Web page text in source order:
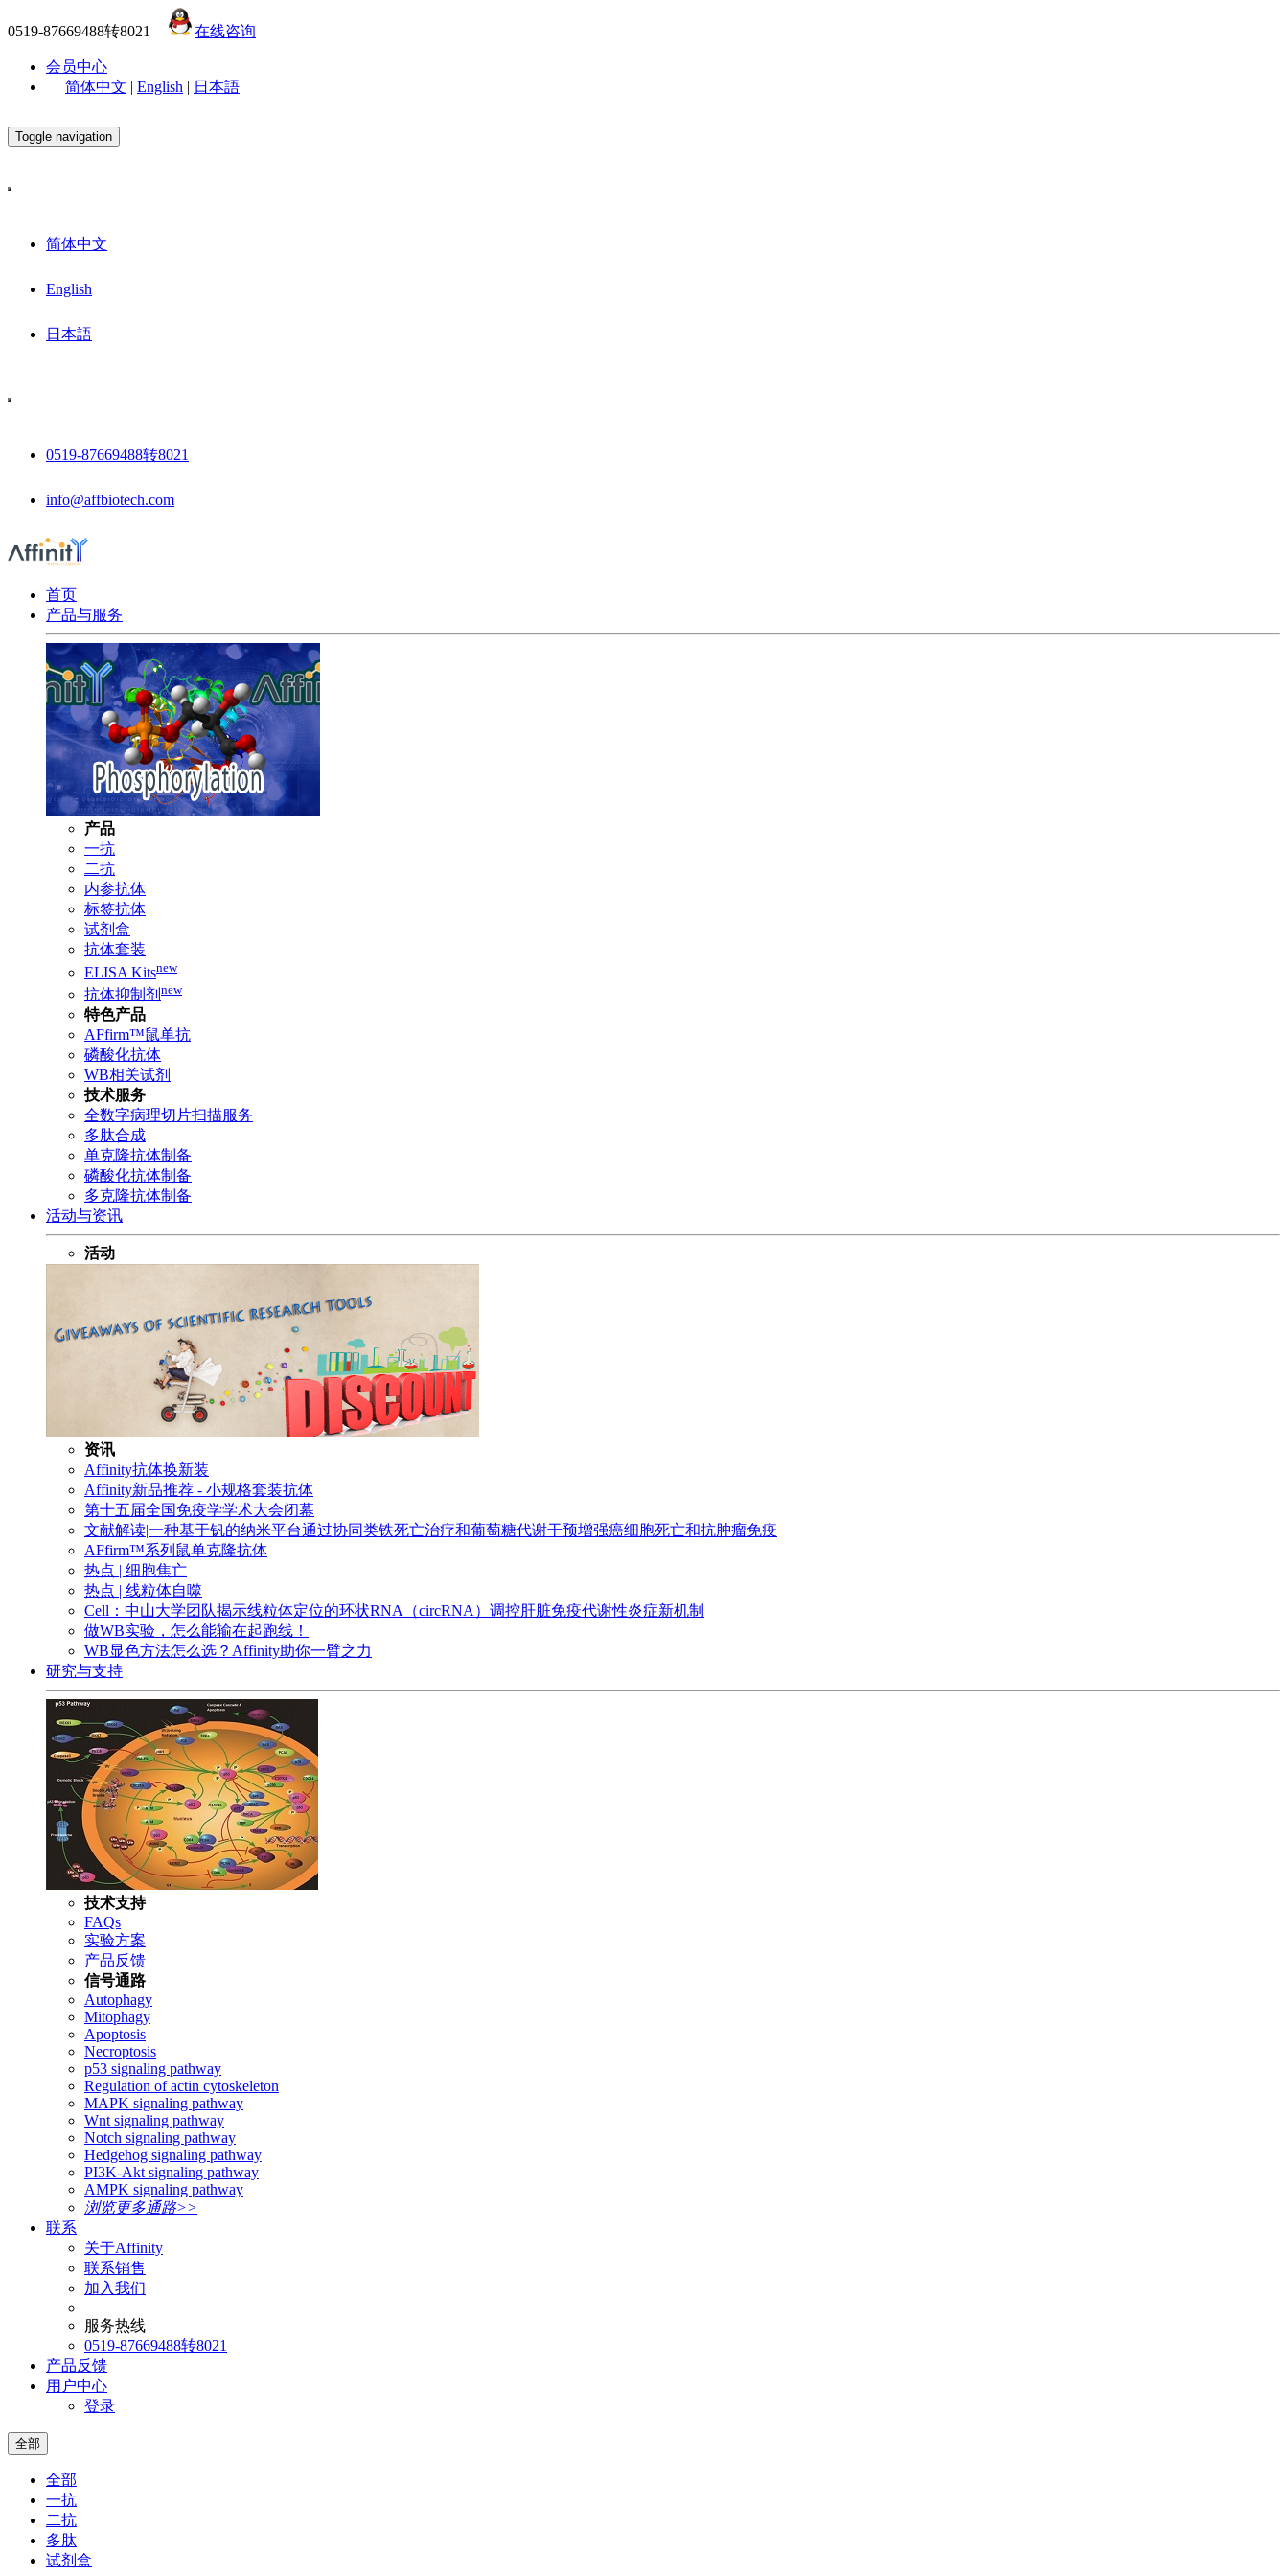
0519-87669488转8021 在线咨询
会员中心
简体中文 | English | 日本語
Toggle navigation
简体中文
English
日本語
0519-87669488转8021
info@affbiotech.com
首页
产品与服务
产品
一抗
二抗
内参抗体
标签抗体
试剂盒
抗体套装
ELISA Kitsnew
抗体抑制剂 new
特色产品
AFfirm™鼠单抗
磷酸化抗体
WB相关试剂
技术服务
全数字病理切片扫描服务
多肽合成
单克隆抗体制备
磷酸化抗体制备
多克隆抗体制备
活动与资讯
活动
资讯
Affinity抗体换新装
Affinity新品推荐 - 小规格套装抗体
第十五届全国免疫学学术大会闭幕
文献解读|一种基于钒的纳米平台通过协同类铁死亡治疗和葡萄糖代谢干预增强癌细胞死亡和抗肿瘤免疫
AFfirm™系列鼠单克隆抗体
热点 | 细胞焦亡
热点 | 线粒体自噬
Cell：中山大学团队揭示线粒体定位的环状RNA（circRNA）调控肝脏免疫代谢性炎症新机制
做WB实验，怎么能输在起跑线！
WB显色方法怎么选？Affinity助你一臂之力
研究与支持
技术支持
FAQs
实验方案
产品反馈
信号通路
Autophagy
Mitophagy
Apoptosis
Necroptosis
p53 signaling pathway
Regulation of actin cytoskeleton
MAPK signaling pathway
Wnt signaling pathway
Notch signaling pathway
Hedgehog signaling pathway
PI3K-Akt signaling pathway
AMPK signaling pathway
浏览更多通路>>
联系
关于Affinity
联系销售
加入我们
服务热线
0519-87669488转8021
产品反馈
用户中心
登录
全部
全部
一抗
二抗
多肽
试剂盒